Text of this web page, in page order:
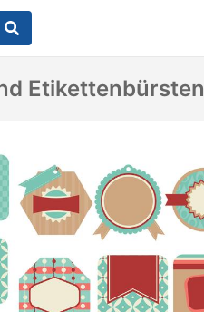
Etikettenbürsten